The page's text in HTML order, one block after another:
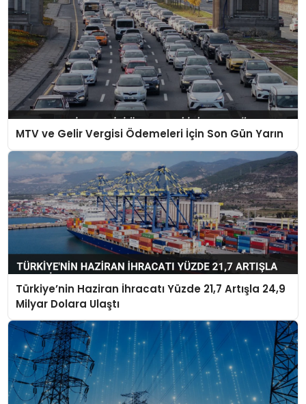
MTV ve Gelir Vergisi Ödemeleri İçin Son Gün Yarın
Türkiye’nin Haziran İhracatı Yüzde 21,7 Artışla 24,9
Milyar Dolara Ulaştı